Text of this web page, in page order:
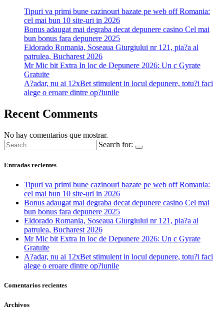
Tipuri va primi bune cazinouri bazate pe web off Romania:
cel mai bun 10 site-uri in 2026
Bonus adaugat mai degraba decat depunere casino Cel mai
bun bonus fara depunere 2025
Eldorado Romania, Soseaua Giurgiului nr 121, pia?a al
patrulea, Bucharest 2026
Mr Mic bit Extra In loc de Depunere 2026: Un c Gyrate
Gratuite
A?adar, nu ai 12xBet stimulent in locul depunere, totu?i faci
alege o eroare dintre op?iunile
Recent Comments
No hay comentarios que mostrar.
Search for:
Entradas recientes
Tipuri va primi bune cazinouri bazate pe web off Romania:
cel mai bun 10 site-uri in 2026
Bonus adaugat mai degraba decat depunere casino Cel mai
bun bonus fara depunere 2025
Eldorado Romania, Soseaua Giurgiului nr 121, pia?a al
patrulea, Bucharest 2026
Mr Mic bit Extra In loc de Depunere 2026: Un c Gyrate
Gratuite
A?adar, nu ai 12xBet stimulent in locul depunere, totu?i faci
alege o eroare dintre op?iunile
Comentarios recientes
Archivos